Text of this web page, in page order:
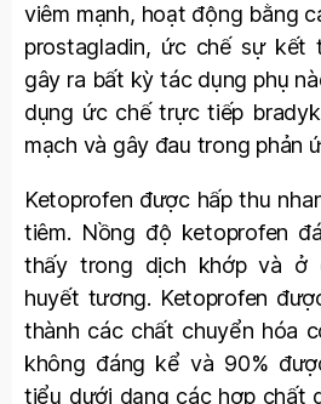
viêm mạnh, hoạt động bằng
prostagladin, ức chế sự kết
gây ra bất kỳ tác dụng phụ
dụng ức chế trực tiếp
mạch và gây đau trong phản
Ketoprofen được hấp thu
tiêm. Nồng độ ketoprofen
thấy trong dịch khớp và ở
huyết tương. Ketoprofen
thành các chất chuyển hóa
không đáng kể và 90%
tiểu dưới dạng các hợp chất